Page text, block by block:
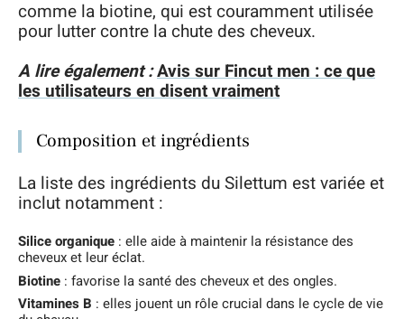
comme la biotine, qui est couramment utilisée
pour lutter contre la chute des cheveux.
A lire également :Avis sur Fincut men : ce que
les utilisateurs en disent vraiment
Composition et ingrédients
La liste des ingrédients du Silettum est variée et
inclut notamment :
Silice organique : elle aide à maintenir la résistance des
cheveux et leur éclat.
Biotine : favorise la santé des cheveux et des ongles.
Vitamines B : elles jouent un rôle crucial dans le cycle de vie